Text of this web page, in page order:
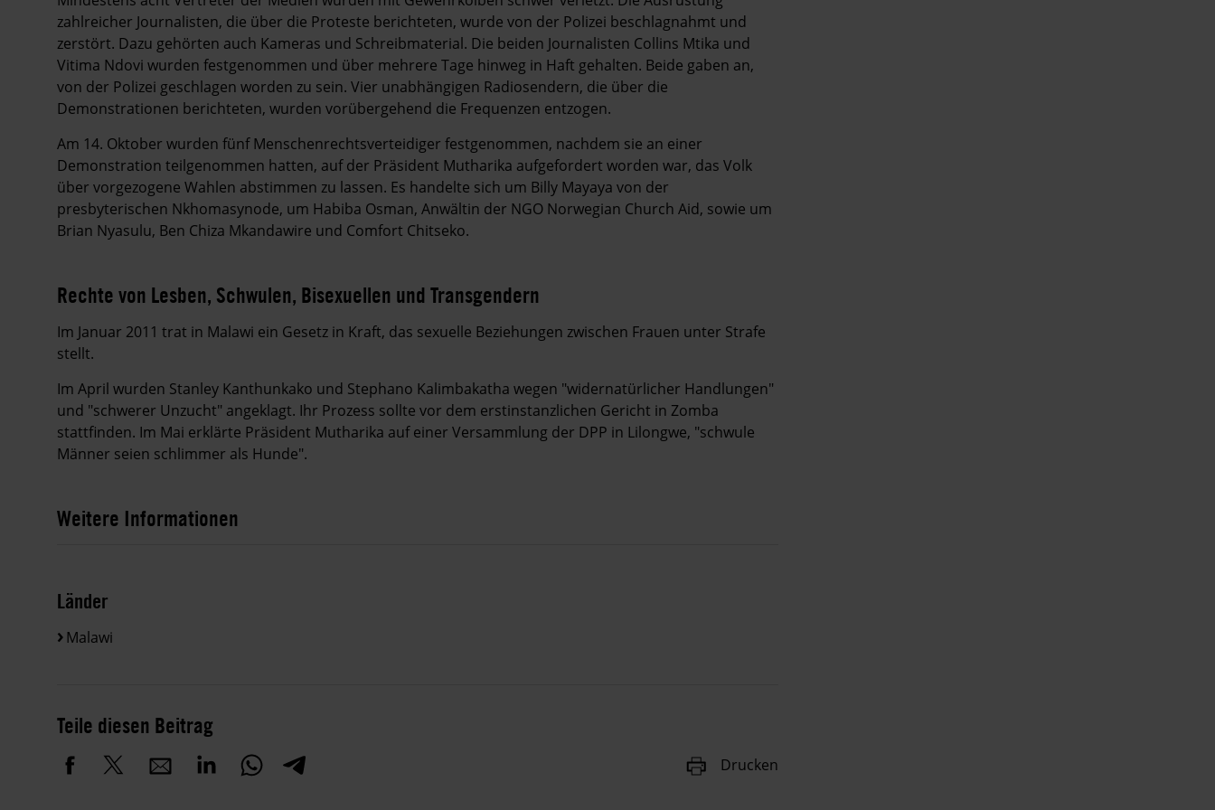
zahlreicher Journalisten, die über die Proteste berichteten, wurde von der Polizei beschlagnahmt und
zerstört. Dazu gehörten auch Kameras und Schreibmaterial. Die beiden Journalisten Collins Mtika und
Vitima Ndovi wurden festgenommen und über mehrere Tage hinweg in Haft gehalten. Beide gaben an,
von der Polizei geschlagen worden zu sein. Vier unabhängigen Radiosendern, die über die
Demonstrationen berichteten, wurden vorübergehend die Frequenzen entzogen.
Am 14. Oktober wurden fünf Menschenrechtsverteidiger festgenommen, nachdem sie an einer
Demonstration teilgenommen hatten, auf der Präsident Mutharika aufgefordert worden war, das Volk
über vorgezogene Wahlen abstimmen zu lassen. Es handelte sich um Billy Mayaya von der
presbyterischen Nkhomasynode, um Habiba Osman, Anwältin der NGO Norwegian Church Aid, sowie um
Brian Nyasulu, Ben Chiza Mkandawire und Comfort Chitseko.
Rechte von Lesben, Schwulen, Bisexuellen und Transgendern
Im Januar 2011 trat in Malawi ein Gesetz in Kraft, das sexuelle Beziehungen zwischen Frauen unter Strafe
stellt.
Im April wurden Stanley Kanthunkako und Stephano Kalimbakatha wegen "widernatürlicher Handlungen"
und "schwerer Unzucht" angeklagt. Ihr Prozess sollte vor dem erstinstanzlichen Gericht in Zomba
stattfinden. Im Mai erklärte Präsident Mutharika auf einer Versammlung der DPP in Lilongwe, "schwule
Männer seien schlimmer als Hunde".
Weitere Informationen
Länder
Malawi
Teile diesen Beitrag
Drucken